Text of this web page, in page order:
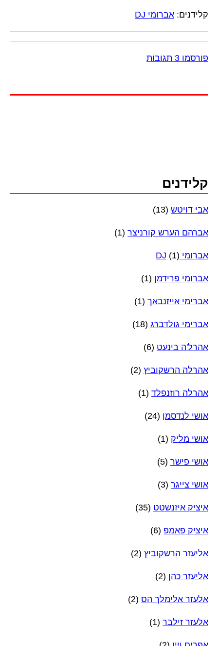
קלידנים: אברומי DJ
פורסמו 3 תגובות
קלידנים
אבי דויטש (13)
אברהם הערש קורניצר (1)
אברומי DJ (1)
אברומי פרידמן (1)
אברימי אייזנבאך (1)
אברימי גולדברג (18)
אהרל'ה בינעט (6)
אהרלה הרשקוביץ (2)
אהרלה רוזנפלד (1)
אושי לנדסמן (24)
אושי מליק (1)
אושי פישר (5)
אושי צייגר (3)
איציק איזנשטט (35)
איציק פאמפ (6)
אליעזר הרשקוביץ (2)
אליעזר כהן (2)
אלעזר אלימלך הס (2)
אלעזר זילבר (1)